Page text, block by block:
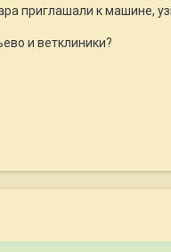
приглашали к машине,
и ветклиники?